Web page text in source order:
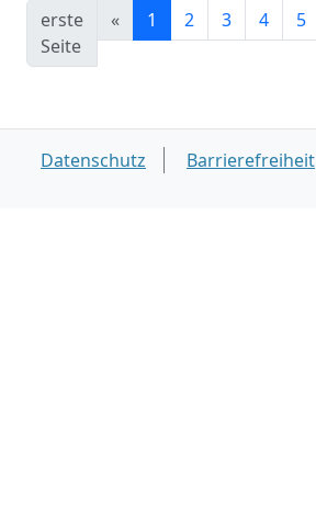
erste
Seite
« 1 2 3 4 5
Datenschutz Barrierefreiheit